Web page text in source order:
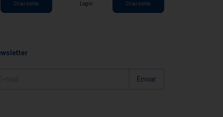
Criar conta Login Criar conta